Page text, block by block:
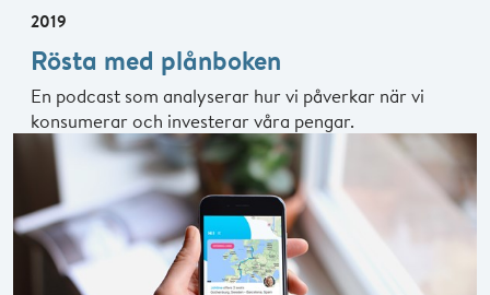
2019
Rösta med plånboken
En podcast som analyserar hur vi påverkar när vi
konsumerar och investerar våra pengar.